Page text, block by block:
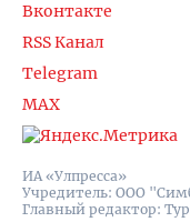
ИА «Улпресса»
Учредитель: ООО
Главный редактор:
Вконтакте
RSS Канал
Telegram
MAX